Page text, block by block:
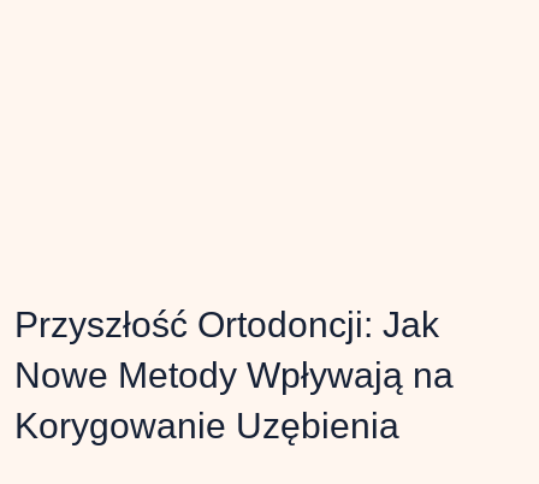
Przyszłość Ortodoncji: Jak
Nowe Metody Wpływają na
Korygowanie Uzębienia